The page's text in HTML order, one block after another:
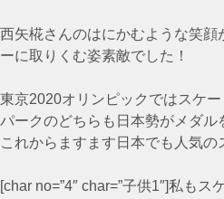
西矢椛さんのはにかむような笑
ーに取りくむ姿素敵でした！
東京2020オリンピックではスケ
パークのどちらも日本勢がメダル
これからますます日本でも人気の
[char no=”4″ char=”子供1″]私も